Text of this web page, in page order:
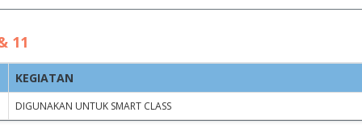
JAM
JAM
08.00 WITA 17.00 WITA
11
KEGIATAN
DIGUNAKAN UNTUK SMART CLASS